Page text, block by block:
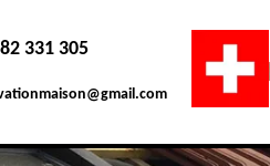
331 305